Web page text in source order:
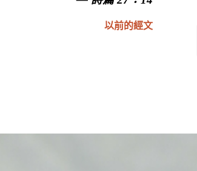
以前的經文